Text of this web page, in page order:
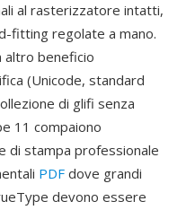
al rasterizzatore intatti,
fitting regolate a mano.
altro beneficio
(Unicode, standard
di glifi senza
11 compaiono
di stampa professionale
PDF dove grandi
devono essere